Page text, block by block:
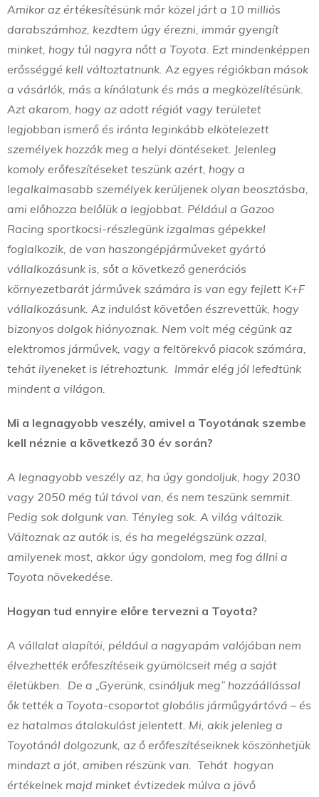
Amikor az értékesítésünk már közel járt a 10 milliós
darabszámhoz, kezdtem úgy érezni, immár gyengít
minket, hogy túl nagyra nőtt a Toyota. Ezt mindenképpen
erősséggé kell változtatnunk. Az egyes régiókban mások
a vásárlók, más a kínálatunk és más a megközelítésünk.
Azt akarom, hogy az adott régiót vagy területet
legjobban ismerő és iránta leginkább elkötelezett
személyek hozzák meg a helyi döntéseket. Jelenleg
komoly erőfeszítéseket teszünk azért, hogy a
legalkalmasabb személyek kerüljenek olyan beosztásba,
ami előhozza belőlük a legjobbat. Például a Gazoo
Racing sportkocsi-részlegünk izgalmas gépekkel
foglalkozik, de van haszongépjárműveket gyártó
vállalkozásunk is, sőt a következő generációs
környezetbarát járművek számára is van egy fejlett K+F
vállalkozásunk. Az indulást követően észrevettük, hogy
bizonyos dolgok hiányoznak. Nem volt még cégünk az
elektromos járművek, vagy a feltörekvő piacok számára,
tehát ilyeneket is létrehoztunk. Immár elég jól lefedtünk
mindent a világon.
Mi a legnagyobb veszély, amivel a Toyotának szembe
kell néznie a következő 30 év során?
A legnagyobb veszély az, ha úgy gondoljuk, hogy 2030
vagy 2050 még túl távol van, és nem teszünk semmit.
Pedig sok dolgunk van. Tényleg sok. A világ változik.
Változnak az autók is, és ha megelégszünk azzal,
amilyenek most, akkor úgy gondolom, meg fog állni a
Toyota növekedése.
Hogyan tud ennyire előre tervezni a Toyota?
A vállalat alapítói, például a nagyapám valójában nem
élvezhették erőfeszítéseik gyümölcseit még a saját
életükben. De a „Gyerünk, csináljuk meg” hozzáállással
ők tették a Toyota-csoportot globális járműgyártóvá – és
ez hatalmas átalakulást jelentett. Mi, akik jelenleg a
Toyotánál dolgozunk, az ő erőfeszítéseiknek köszönhetjük
mindazt a jót, amiben részünk van. Tehát hogyan
értékelnek majd minket évtizedek múlva a jövő